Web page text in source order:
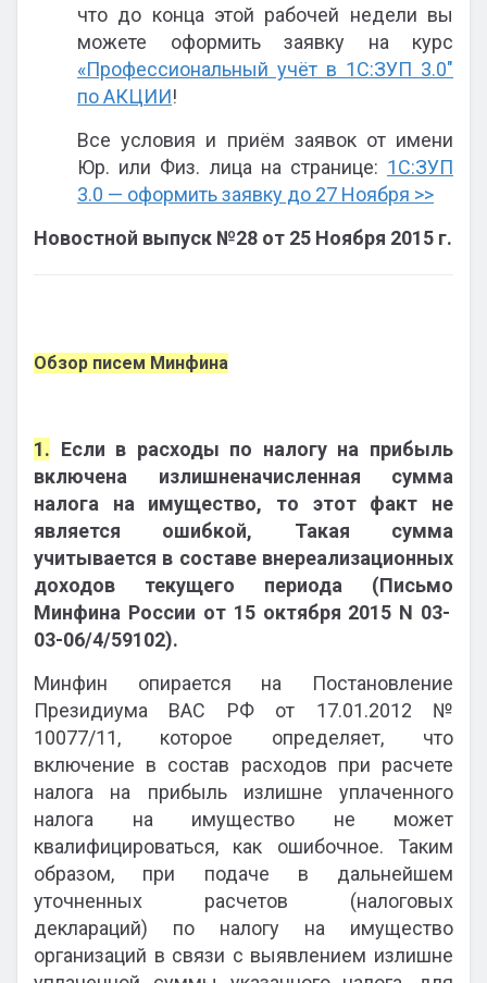
что до конца этой рабочей недели вы
можете оформить заявку на курс
«Профессиональный учёт в 1С:ЗУП 3.0″
по АКЦИИ!
Все условия и приём заявок от имени
Юр. или Физ. лица на странице: 1C:ЗУП
3.0 — оформить заявку до 27 Ноября >>
Новостной выпуск №28 от 25 Ноября 2015 г.
Обзор писем Минфина
1. Если в расходы по налогу на прибыль
включена излишненачисленная сумма
налога на имущество, то этот факт не
является ошибкой, Такая сумма
учитывается в составе внереализационных
доходов текущего периода (Письмо
Минфина России от 15 октября 2015 N 03-
03-06/4/59102).
Минфин опирается на Постановление
Президиума ВАС РФ от 17.01.2012 №
10077/11, которое определяет, что
включение в состав расходов при расчете
налога на прибыль излишне уплаченного
налога на имущество не может
квалифицироваться, как ошибочное. Таким
образом, при подаче в дальнейшем
уточненных расчетов (налоговых
деклараций) по налогу на имущество
организаций в связи с выявлением излишне